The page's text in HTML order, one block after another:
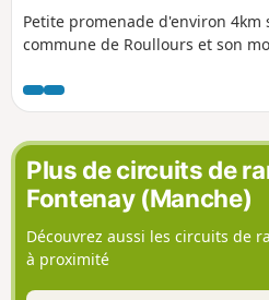
Petite promenade d'environ 4km
commune de Roullours et son
Plus de circuits de
Fontenay (Manche)
Découvrez aussi les circuits de
à proximité